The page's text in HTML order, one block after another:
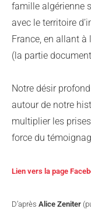
famille algérienne
avec le territoire
France, en allant à
(la partie
Notre désir
autour de notre
multiplier les
force du
Lien vers la page
D’après Alice Zeniter